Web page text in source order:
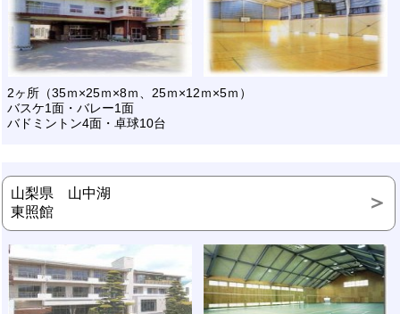
2ヶ所（35ｍ×25ｍ×8ｍ、25ｍ×12ｍ×5ｍ）
バスケ1面・バレー1面
バドミントン4面・卓球10台
山梨県 山中湖
東照館